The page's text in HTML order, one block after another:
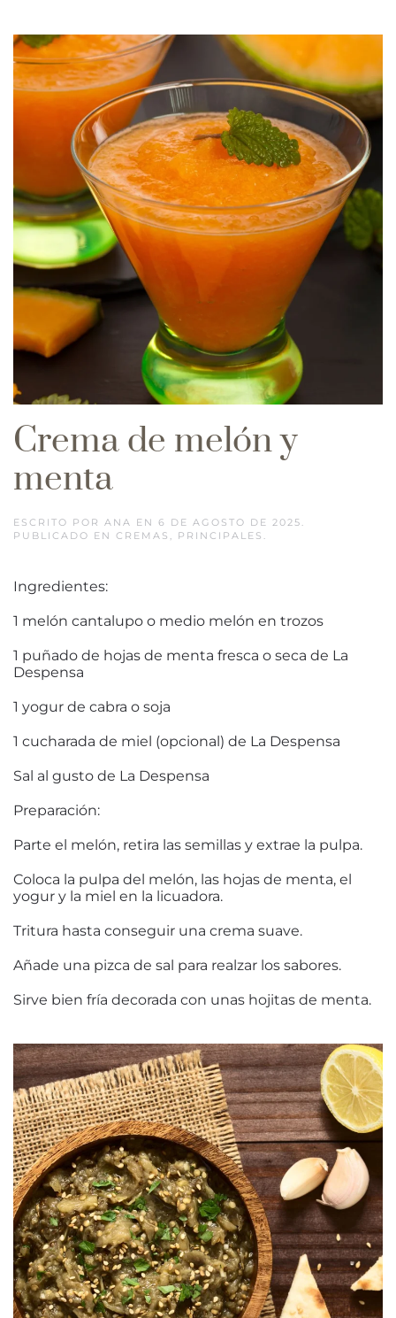
Crema de melón y
menta
ESCRITO POR ANA EN 6 DE AGOSTO DE 2025
PUBLICADO EN CREMAS PRINCIPALES
Ingredientes:
1 melón cantalupo o medio melón en trozos
1 puñado de hojas de menta fresca o seca de La
Despensa
1 yogur de cabra o soja
1 cucharada de miel (opcional) de La Despensa
Sal al gusto de La Despensa
Preparación:
Parte el melón, retira las semillas y extrae la pulpa.
Coloca la pulpa del melón, las hojas de menta, el
yogur y la miel en la licuadora.
Tritura hasta conseguir una crema suave.
Añade una pizca de sal para realzar los sabores.
Sirve bien fría decorada con unas hojitas de menta.